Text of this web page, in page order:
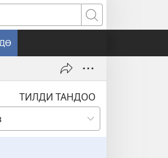
Издөө
ТИЛДИ ТАНДОО